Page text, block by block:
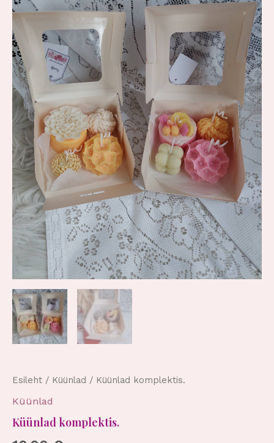
Esileht / Küünlad / Küünlad komplektis.
Küünlad
Küünlad komplektis.